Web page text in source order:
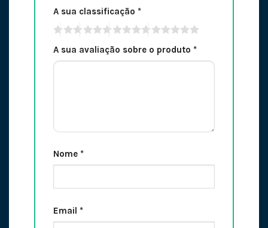
A sua classificação *
A sua avaliação sobre o produto *
Nome *
Email *